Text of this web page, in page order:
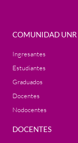
COMUNIDAD UNR
Ingresantes
Estudiantes
Graduados
Docentes
Nodocentes
DOCENTES